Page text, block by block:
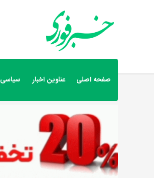
صفحه اصلی عناوین اخبار سیاسی